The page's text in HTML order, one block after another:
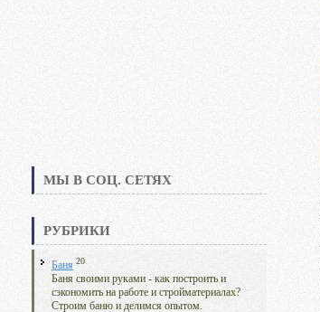
МЫ В СОЦ. СЕТЯХ
РУБРИКИ
Баня 20
Баня своими руками - как построить и
сэкономить на работе и стройматериалах?
Строим баню и делимся опытом.